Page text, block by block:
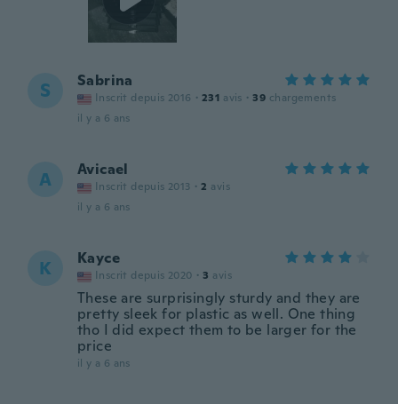
S Sabrina
Inscrit depuis 2016 · 231 avis · 39 chargements
il y a 6 ans
A Avicael
Inscrit depuis 2013 · 2 avis
il y a 6 ans
K Kayce
Inscrit depuis 2020 · 3 avis
These are surprisingly sturdy and they are
pretty sleek for plastic as well. One thing
tho I did expect them to be larger for the
price
il y a 6 ans